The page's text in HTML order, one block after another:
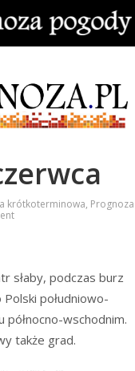
krótkoterminowa, Prognoza
słaby, podczas burz
południowo-
północno-wschodnim.
także grad.